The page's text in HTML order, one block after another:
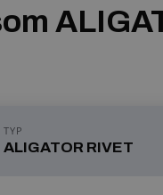
TYP
ALIGATOR RIVET